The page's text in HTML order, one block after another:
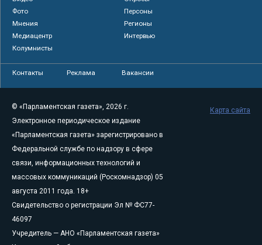
Фото
Персоны
Мнения
Регионы
Медиацентр
Интервью
Колумнисты
Контакты Реклама Вакансии
© «Парламентская газета», 2026 г.
Электронное периодическое издание
«Парламентская газета» зарегистрировано в
Федеральной службе по надзору в сфере
связи, информационных технологий и
массовых коммуникаций (Роскомнадзор) 05
августа 2011 года. 18+
Свидетельство о регистрации Эл № ФС77-
46097
Учредитель — АНО «Парламентская газета»
Карта сайта